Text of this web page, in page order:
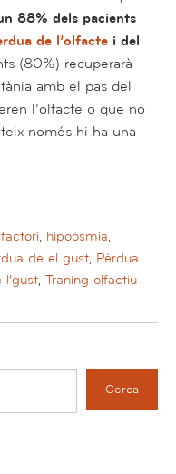
88% dels pacients
de l’olfacte i del
(80%) recuperarà
amb el pas del
l’olfacte o que no
només hi ha una
, hipoòsmia,
de el gust, Pèrdua
l'gust, Traning olfactiu
Cerca